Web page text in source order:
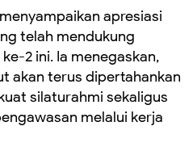
apresiasi
telah mendukung
2 ini. Ia menegaskan,
akan terus dipertahankan
silaturahmi sekaligus
melalui kerja